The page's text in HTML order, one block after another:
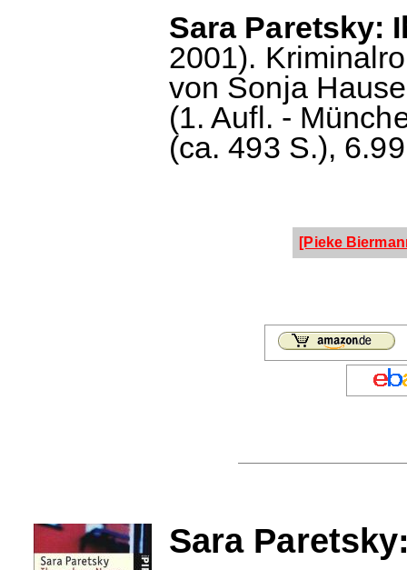
Sara Paretsky:
2001).
von Sonja
(1. Aufl. -
(ca. 493 S.),
[Pieke
Sara